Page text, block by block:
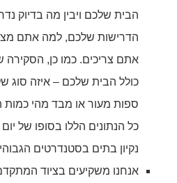
הבית שלכם ויבין מה בדיוק
הדרישות שלכם, למה אתם
אתם צריכים. כמו כן, הסקירה
כולל הבית שלכם – איזה סוג
ספות מעור או מבד מהי כמות
כל הנתונים הללו בסופו של
נקיון בתים בסטנדרטים
אנחנו משקיעים בציוד